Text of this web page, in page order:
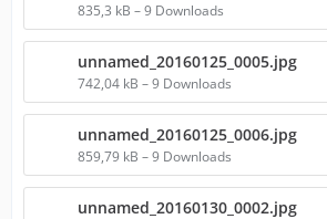
835,3 kB – 9 Downloads
unnamed_20160125_0005.jpg
742,04 kB – 9 Downloads
unnamed_20160125_0006.jpg
859,79 kB – 9 Downloads
unnamed_20160130_0002.jpg